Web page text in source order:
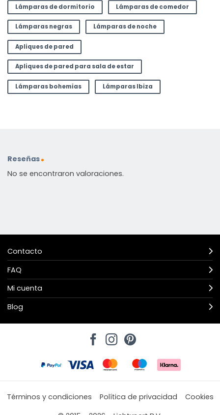
Lámparas de dormitorio Lámparas de comedor
Lámparas negras Lámparas de noche
Apliques de pared
Apliques de pared para sala de estar
Lámparas bohemias Lámparas Ibiza
Reseñas
No se encontraron valoraciones.
Contacto
FAQ
Mi cuenta
Blog
Términos y condiciones Política de privacidad
Cookies